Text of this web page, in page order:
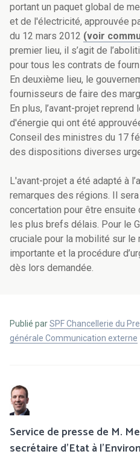
portant un paquet global de
et de l'électricité, approuvée
du 12 mars 2012 (voir
premier lieu, il s’agit de
pour tous les contrats de
En deuxième lieu, le
fournisseurs de faire des
En plus, l’avant-projet
d'énergie qui ont été
Conseil des ministres du 17
des dispositions diverses
L'avant-projet a été adapté à
remarques des régions. Il
concertation pour être ensuite
les plus brefs délais. Pour le
cruciale pour la mobilité sur le
importante et la procédure
dès lors demandée.
Publié parSPF Chancellerie du
générale Communication externe
Service de presse de M.
secrétaire d'Etat à